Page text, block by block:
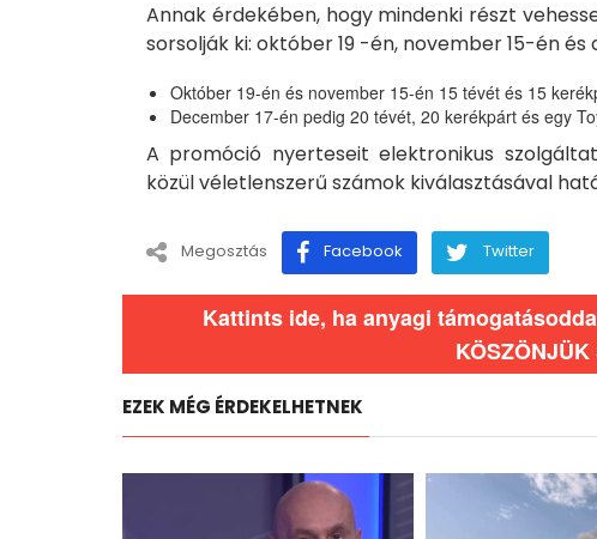
Annak érdekében, hogy mindenki részt
sorsolják ki: október 19 -én, november 15-én és
Október 19-én és november 15-én 15 tévét és 15
December 17-én pedig 20 tévét, 20 kerékpárt és egy
A promóció nyerteseit elektronikus
közül véletlenszerű számok kiválasztásával
Megosztás Facebook Twitter
Kattints ide, ha anyagi
KÖSZÖNJÜK
EZEK MÉG ÉRDEKELHETNEK